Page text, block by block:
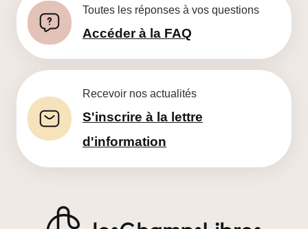
Toutes les réponses à vos questions
Accéder à la FAQ
Recevoir nos actualités
S'inscrire à la lettre
d'information